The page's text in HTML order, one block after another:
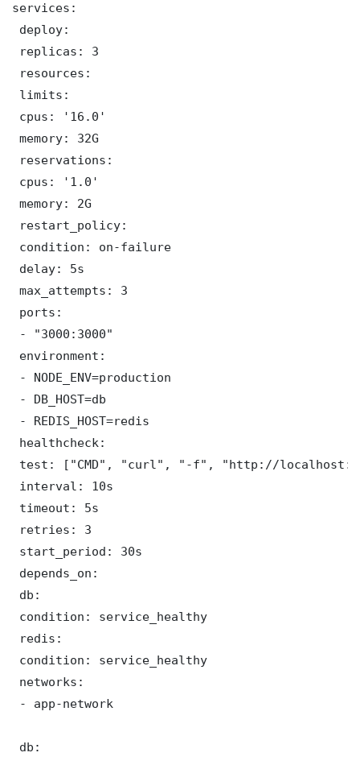
services:
deploy:
replicas: 3
resources:
limits:
cpus: '16.0'
memory: 32G
reservations:
cpus: '1.0'
memory: 2G
restart_policy:
condition: on-failure
delay: 5s
max_attempts: 3
ports:
- "3000:3000"
environment:
- NODE_ENV=production
- DB_HOST=db
- REDIS_HOST=redis
healthcheck:
test: ["CMD", "curl", "-f", "http://
interval: 10s
timeout: 5s
retries: 3
start_period: 30s
depends_on:
db:
condition: service_healthy
redis:
condition: service_healthy
networks:
- app-network
db: